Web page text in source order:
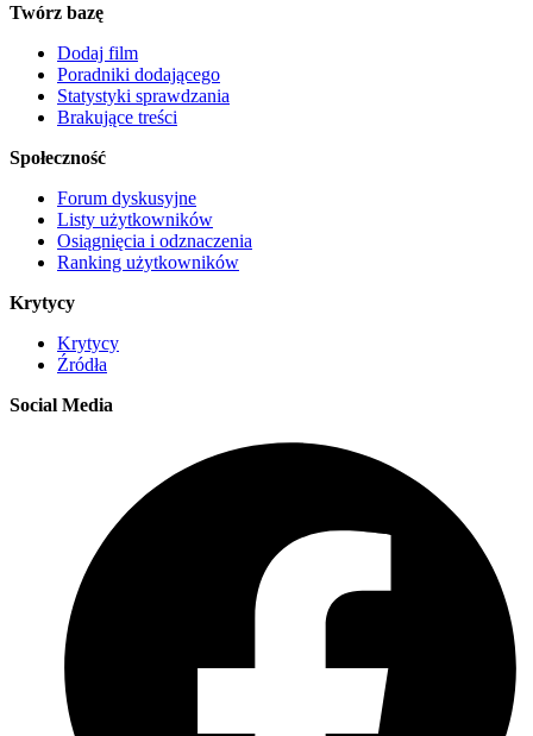
Twórz bazę
Dodaj film
Poradniki dodającego
Statystyki sprawdzania
Brakujące treści
Społeczność
Forum dyskusyjne
Listy użytkowników
Osiągnięcia i odznaczenia
Ranking użytkowników
Krytycy
Krytycy
Źródła
Social Media